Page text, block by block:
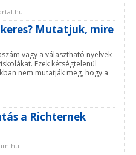
Mutatjuk, mire
vagy a választható nyelvek
Ezek kétségtelenül
nem mutatják meg, hogy a
a Richternek